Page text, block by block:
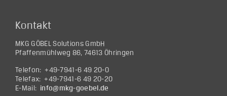
Kontakt
MKG GÖBEL Solutions GmbH
Pfaffenmühlweg 86, 74613 Öhringen
Telefon: +49-7941-6 49 20-0
Telefax: +49-7941-6 49 20-20
E-Mail:
ed.lebeog-gkm
@ofni